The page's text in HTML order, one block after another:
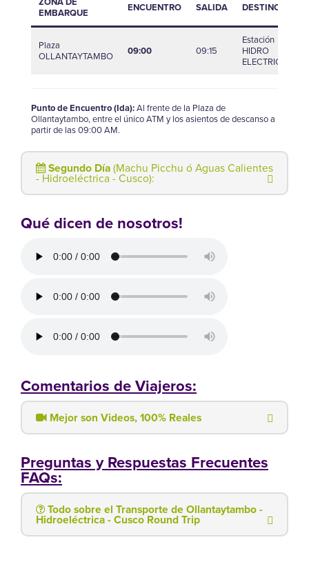
EMBARQUE
ENCUENTRO SALIDA DESTINO
Plaza
OLLANTAYTAMBO
09:00 09:15
Estación
HIDRO
ELECTRICA
Punto de Encuentro (Ida):Al frente de la Plaza de
Ollantaytambo, entre el único ATM y los asientos de descanso a
partir de las 09:00 AM.
Segundo Día(Machu Picchu ó Aguas Calientes
- Hidroeléctrica - Cusco):
Qué dicen de nosotros!
Comentarios de Viajeros:
Mejor son Videos, 100% Reales
Preguntas y Respuestas Frecuentes
FAQs:
Todo sobre el Transporte de Ollantaytambo -
Hidroeléctrica - Cusco Round Trip